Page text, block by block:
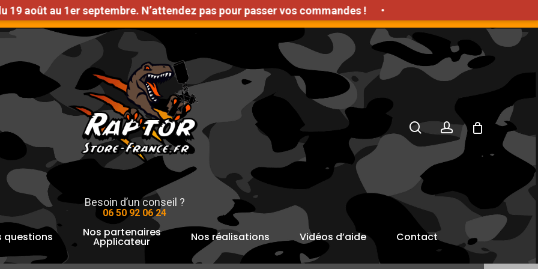
au 1er septembre. N’attendez pas pour passer vos commandes ! •
Gratuite en France métropolitaine à partir de 1000€ d'achat HT
fermer
Besoin d’un conseil ?
06 50 92 06 24
search account
questions Nos partenaires
Applicateur Nos réalisations Vidéos d’aide Contact